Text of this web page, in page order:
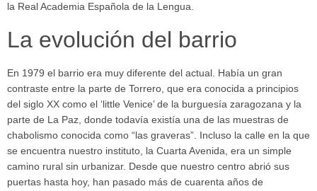
la Real Academia Española de la Lengua.
La evolución del barrio
En 1979 el barrio era muy diferente del actual. Había un gran
contraste entre la parte de Torrero, que era conocida a principios
del siglo XX como el ‘little Venice’ de la burguesía zaragozana y la
parte de La Paz, donde todavía existía una de las muestras de
chabolismo conocida como “las graveras”. Incluso la calle en la que
se encuentra nuestro instituto, la Cuarta Avenida, era un simple
camino rural sin urbanizar. Desde que nuestro centro abrió sus
puertas hasta hoy, han pasado más de cuarenta años de